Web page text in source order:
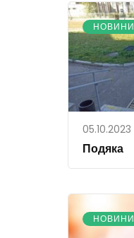
НОВИНИ
05.10.2023
Подяка
НОВИНИ